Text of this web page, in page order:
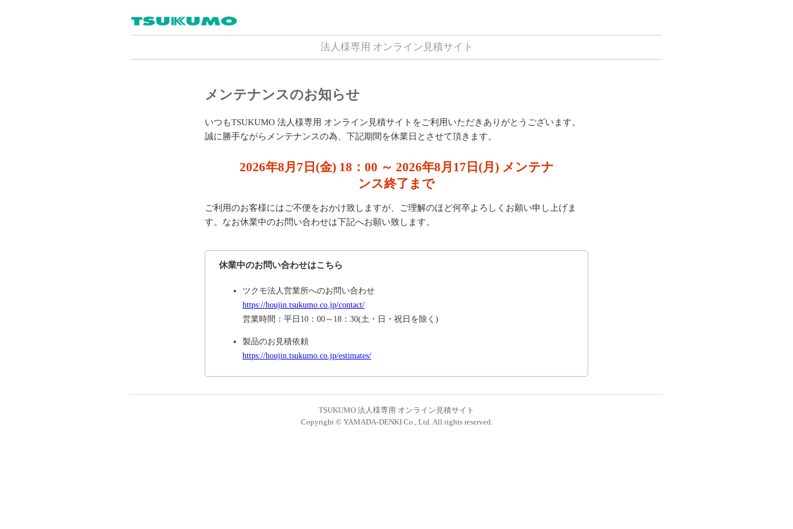
法人様専用 オンライン見積サイト
メンテナンスのお知らせ
いつもTSUKUMO 法人様専用 オンライン見積サイトをご利用いただきありがとうございます。
誠に勝手ながらメンテナンスの為、下記期間を休業日とさせて頂きます。
2026年8月7日(金) 18：00 ～ 2026年8月17日(月) メンテナ
ンス終了まで
ご利用のお客様にはご不便をおかけ致しますが、ご理解のほど何卒よろしくお願い申し上げま
す。なお休業中のお問い合わせは下記へお願い致します。
休業中のお問い合わせはこちら
ツクモ法人営業所へのお問い合わせ
https://houjin.tsukumo.co.jp/contact/
営業時間：平日10：00～18：30(土・日・祝日を除く)
製品のお見積依頼
https://houjin.tsukumo.co.jp/estimates/
TSUKUMO 法人様専用 オンライン見積サイト
Copyright © YAMADA-DENKI Co., Ltd. All rights reserved.